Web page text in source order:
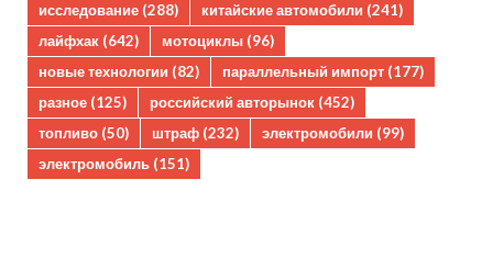
исследование (288) китайские автомобили (241)
лайфхак (642) мотоциклы (96)
новые технологии (82) параллельный импорт (177)
разное (125) российский авторынок (452)
топливо (50) штраф (232) электромобили (99)
электромобиль (151)